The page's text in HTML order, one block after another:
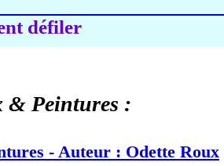
défiler
& Peintures :
- Auteur : Odette Roux